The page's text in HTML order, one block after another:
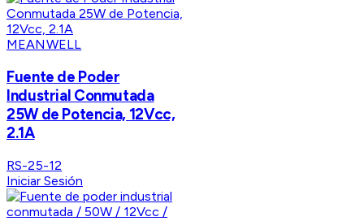
MEANWELL
Fuente de Poder
Industrial Conmutada
25W de Potencia, 12Vcc,
2.1A
RS-25-12
Iniciar Sesión